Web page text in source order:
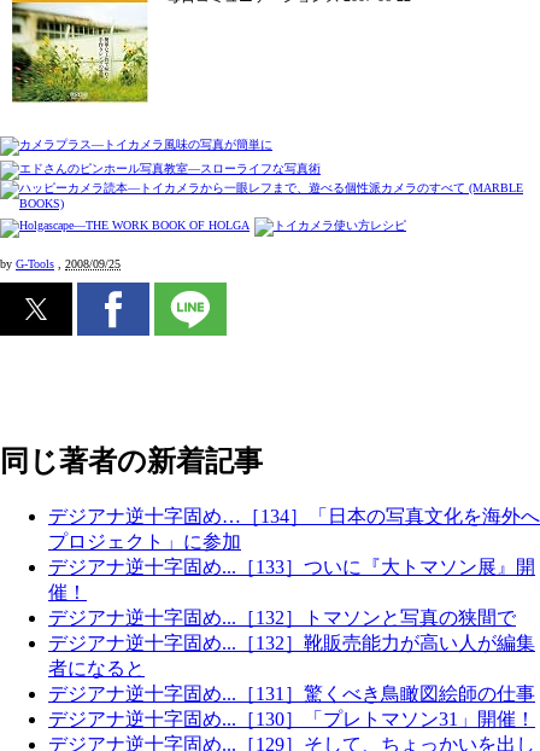
by G-Tools 2008/09/25
同じ著者の新着記事
デジアナ逆十字固め…［134］「日本の写真文化を海外へ
プロジェクト」に参加
デジアナ逆十字固め...［133］ついに『大トマソン展』開
催！
デジアナ逆十字固め...［132］トマソンと写真の狭間で
デジアナ逆十字固め...［132］靴販売能力が高い人が編集
者になると
デジアナ逆十字固め...［131］驚くべき鳥瞰図絵師の仕事
デジアナ逆十字固め...［130］「プレトマソン31」開催！
デジアナ逆十字固め...［129］そして、ちょっかいを出し